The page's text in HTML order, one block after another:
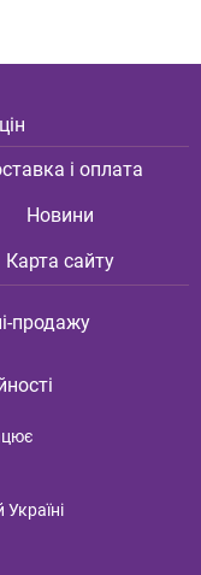
і оплата
Новини
Карта сайту
продажу